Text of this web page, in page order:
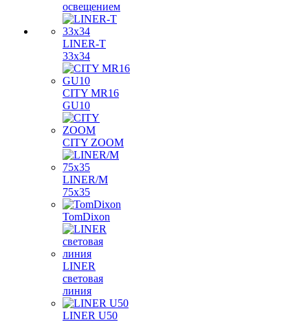
освещением
LINER-T
33x34
CITY MR16
GU10
CITY ZOOM
LINER/M
75х35
TomDixon
LINER
световая
линия
LINER U50